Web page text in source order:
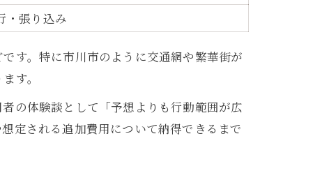
・張り込み
す。特に市川市のように交通網や繁華街が
す。
の体験談として「予想よりも行動範囲が広
定される追加費用について納得できるまで